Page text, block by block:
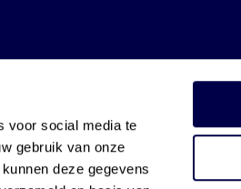
voor social media te
gebruik van onze
deze gegevens